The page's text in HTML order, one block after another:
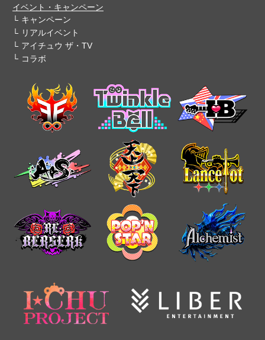
イベント・キャンペーン
キャンペーン
リアルイベント
アイチュウ ザ・TV
コラボ